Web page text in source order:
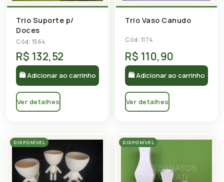
Trio Suporte p/
Doces
Cód: 1564
R$ 132,52
🛍 Adicionar ao carrinho
Ver detalhes
Trio Vaso Canudo
Cód: 1174
R$ 110,90
🛍 Adicionar ao carrinho
Ver detalhes
DISPONÍVEL DISPONÍVEL